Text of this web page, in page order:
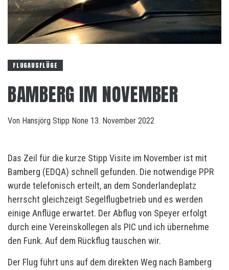
FLUGAUSFLÜGE
BAMBERG IM NOVEMBER
Von Hansjörg Stipp None 13. November 2022
Das Zeil für die kurze Stipp Visite im November ist mit
Bamberg (EDQA) schnell gefunden. Die notwendige PPR
wurde telefonisch erteilt, an dem Sonderlandeplatz
herrscht gleichzeigt Segelflugbetrieb und es werden
einige Anflüge erwartet. Der Abflug von Speyer erfolgt
durch eine Vereinskollegen als PIC und ich übernehme
den Funk. Auf dem Rückflug tauschen wir.
Der Flug führt uns auf dem direkten Weg nach Bamberg